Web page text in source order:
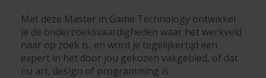
Met deze Master in Game Technology ontwikkel
je de onderzoeksvaardigheden waar het werkveld
naar op zoek is, en word je tegelijkertijd een
expert in het door jou gekozen vakgebied, of dat
nu art, design of programming is.